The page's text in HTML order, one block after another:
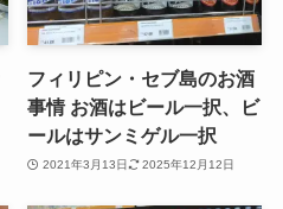
フィリピン・セブ島のお酒
事情 お酒はビール一択、ビ
ールはサンミゲル一択
2021年3月13日 2025年12月12日